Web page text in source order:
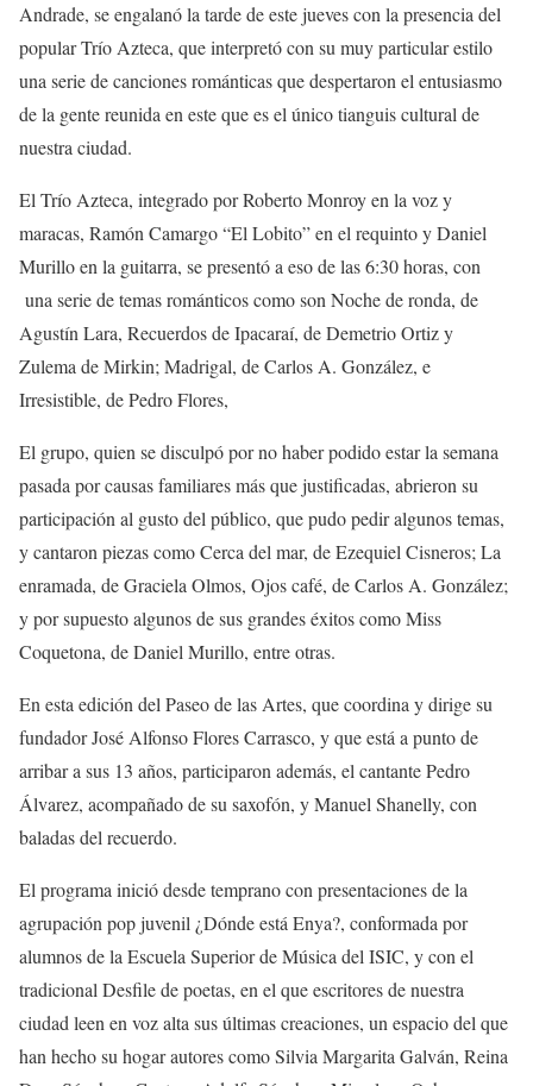
Andrade, se engalanó la tarde de este jueves con la presencia del
popular Trío Azteca, que interpretó con su muy particular estilo
una serie de canciones románticas que despertaron el entusiasmo
de la gente reunida en este que es el único tianguis cultural de
nuestra ciudad.
El Trío Azteca, integrado por Roberto Monroy en la voz y
maracas, Ramón Camargo “El Lobito” en el requinto y Daniel
Murillo en la guitarra, se presentó a eso de las 6:30 horas, con
una serie de temas románticos como son Noche de ronda, de
Agustín Lara, Recuerdos deIpacaraí, deDemetrio Ortiz y
Zulema deMirkin; Madrigal, deCarlos A. González, e
Irresistible, de Pedro Flores,
El grupo, quien se disculpó por no haber podido estar la semana
pasada por causas familiares más que justificadas, abrieron su
participación al gusto del público, que pudo pedir algunos temas,
y cantaron piezas como Cerca del mar, deEzequiel Cisneros; La
enramada, de Graciela Olmos, Ojos café, deCarlos A. González;
y por supuesto algunos de sus grandes éxitos comoMiss
Coquetona, de Daniel Murillo, entre otras.
En esta edición del Paseo de las Artes, que coordina y dirige su
fundador José Alfonso Flores Carrasco, y que está a punto de
arribar a sus 13 años, participaron además, el cantante Pedro
Álvarez, acompañado de su saxofón, y Manuel Shanelly, con
baladas del recuerdo.
El programa inició desde temprano con presentaciones de la
agrupación pop juvenil ¿Dónde está Enya?, conformada por
alumnos de la Escuela Superior de Música del ISIC, y con el
tradicional Desfile de poetas, en el que escritores de nuestra
ciudad leen en voz alta sus últimas creaciones, un espacio del que
han hecho su hogar autores comoSilvia Margarita Galván, Reina